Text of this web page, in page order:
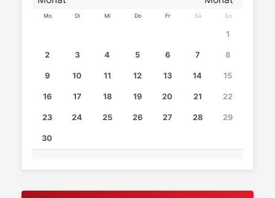
Mo Di Mi Do Fr Sa So
1
2 3 4 5 6 7 8
9 10 11 12 13 14 15
16 17 18 19 20 21 22
23 24 25 26 27 28 29
30